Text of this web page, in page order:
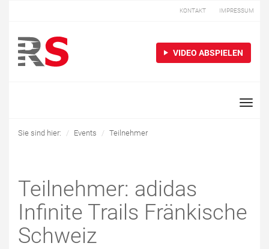
KONTAKT IMPRESSUM
VIDEO ABSPIELEN
Toggle
Sie sind hier: Events Teilnehmer
Teilnehmer: adidas
Infinite Trails Fränkische
Schweiz